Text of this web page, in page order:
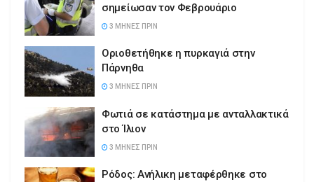
σημείωσαν τον Φεβρουάριο
3 ΜΉΝΕΣ ΠΡΙΝ
Οριοθετήθηκε η πυρκαγιά στην
Πάρνηθα
3 ΜΉΝΕΣ ΠΡΙΝ
Φωτιά σε κατάστημα με ανταλλακτικά
στο Ίλιον
3 ΜΉΝΕΣ ΠΡΙΝ
Ρόδος: Ανήλικη μεταφέρθηκε στο